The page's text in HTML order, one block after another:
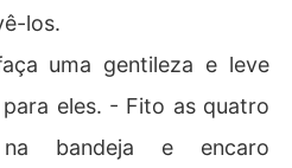
los.
uma gentileza e leve
eles. - Fito as quatro
na bandeja e encaro